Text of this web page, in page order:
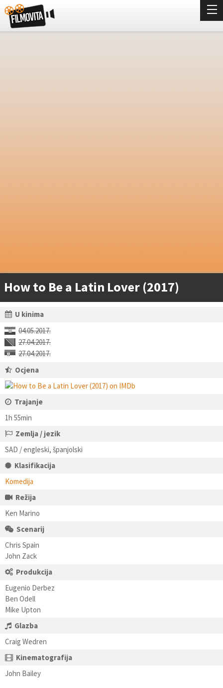
How to Be a Latin Lover (2017)
U kinima
04.05.2017.
27.04.2017.
27.04.2017.
Ocjena
Trajanje
1h 55min
Zemlja / jezik
SAD / engleski, španjolski
Klasifikacija
Komedija
Režija
Ken Marino
Scenarij
Chris Spain
John Zack
Produkcija
Eugenio Derbez
Ben Odell
Mike Upton
Glazba
Craig Wedren
Kinematografija
John Bailey